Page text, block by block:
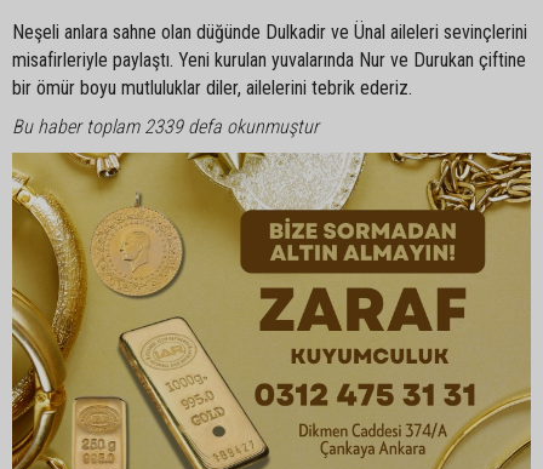
Neşeli anlara sahne olan düğünde Dulkadir ve Ünal aileleri sevinçlerini
misafirleriyle paylaştı. Yeni kurulan yuvalarında Nur ve Durukan çiftine
bir ömür boyu mutluluklar diler, ailelerini tebrik ederiz.
Bu haber toplam 2339 defa okunmuştur